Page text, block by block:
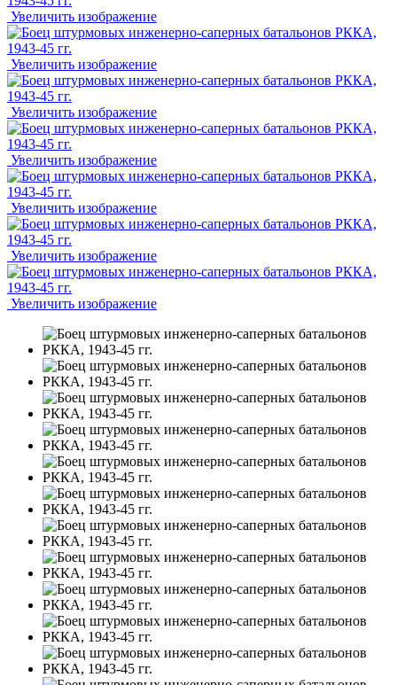
Увеличить изображение
Увеличить изображение
Увеличить изображение
Увеличить изображение
Увеличить изображение
Увеличить изображение
Увеличить изображение